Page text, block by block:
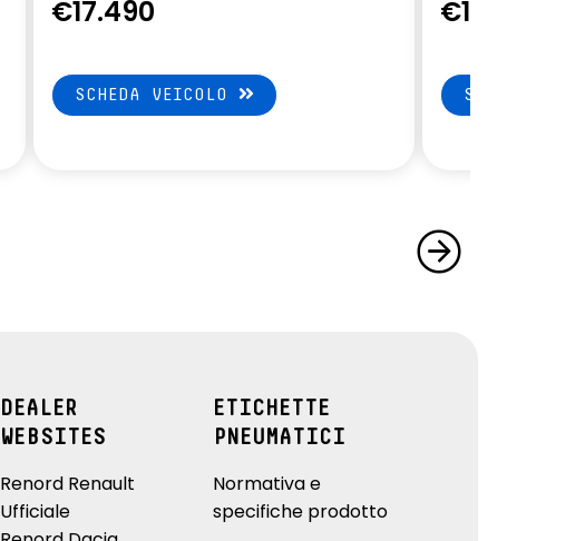
€17.490
SCHEDA VEICOLO
€13.900
SCHEDA
DEALER
WEBSITES
Renord Renault
Ufficiale
ETICHETTE
PNEUMATICI
Normativa e
specifiche prodotto